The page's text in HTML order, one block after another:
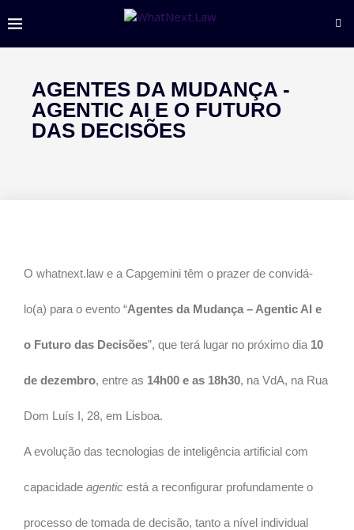
AGENTES DA MUDANÇA -
AGENTIC AI E O FUTURO
DAS DECISÕES
O whatnext.law e a Capgemini têm o prazer de convidá-
lo(a) para o evento “Agentes da Mudança – Agentic AI e
o Futuro das Decisões”, que terá lugar no próximo dia 10
de dezembro, entre as 14h00 e as 18h30, na VdA, na Rua
Dom Luís I, 28, em Lisboa.
A evolução das tecnologias de inteligência artificial com
capacidade agentic está a reconfigurar profundamente o
processo de tomada de decisão, tanto a nível individual